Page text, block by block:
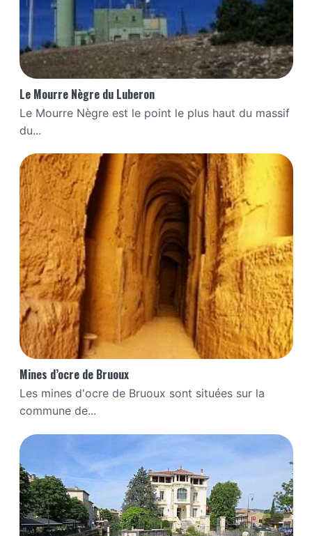
Le Mourre Nègre du Luberon
Le Mourre Nègre est le point le plus haut du massif
du...
Mines d’ocre de Bruoux
Les mines d'ocre de Bruoux sont situées sur la
commune de...